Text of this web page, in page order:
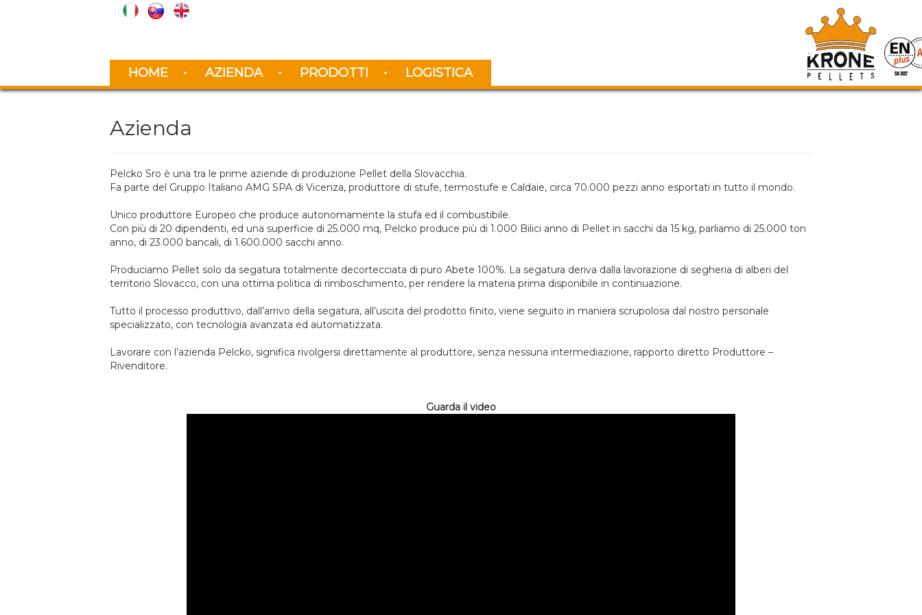
HOME AZIENDA PRODOTTI LOGISTICA
Azienda
Pelcko Sro è una tra le prime aziende di produzione Pellet della Slovacchia.
Fa parte del Gruppo Italiano AMG SPA di Vicenza, produttore di stufe, termostufe e Caldaie, circa 70.000 pezzi anno esportati in tutto il mondo.
Unico produttore Europeo che produce autonomamente la stufa ed il combustibile.
Con più di 20 dipendenti, ed una superficie di 25.000 mq, Pelcko produce più di 1.000 Bilici anno di Pellet in sacchi da 15 kg, parliamo di 25.000 ton
anno, di 23.000 bancali, di 1.600.000 sacchi anno.
Produciamo Pellet solo da segatura totalmente decortecciata di puro Abete 100%. La segatura deriva dalla lavorazione di segheria di alberi del
territorio Slovacco, con una ottima politica di rimboschimento, per rendere la materia prima disponibile in continuazione.
Tutto il processo produttivo, dall’arrivo della segatura, all’uscita del prodotto finito, viene seguito in maniera scrupolosa dal nostro personale
specializzato, con tecnologia avanzata ed automatizzata.
Lavorare con l’azienda Pelcko, significa rivolgersi direttamente al produttore, senza nessuna intermediazione, rapporto diretto Produttore –
Rivenditore.
Guarda il video